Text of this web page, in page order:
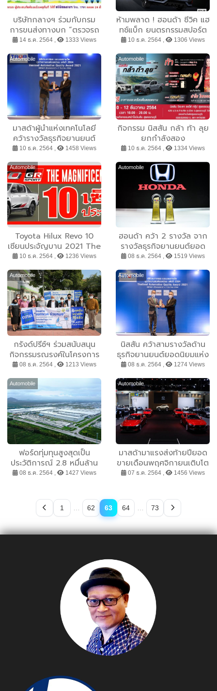
บริษัทกลางฯ ร่วมกับกรม
การขนส่งทางบก “ตรวจรถ
ฟรี ขับขี่ปลอดภัย” รถพร้อม
2565
14 ธ.ค. 2564 , 1333 Views
ห้ามพลาด ! ฮอนด้า ซีวิค แฮ
ทช์แบ็ก ยนตรกรรมสปอร์ต
พรีเมียม 5 ประตู จัดเต็มข้อ
ดอกเบี้ย 0% ฟรีประกันภัย 1
ปี หรือดาวน์ 0 บาท
10 ธ.ค. 2564 , 1306 Views
Automobile
มาสด้าผู้นำแห่งเทคโนโลยี
คว้ารางวัลธุรกิจยานยนต์
ยอดนิยม ด้านนวัตกรรมดี
10 ธ.ค. 2564 , 1458 Views
Automobile
กิจกรรม นิสสัน กล้า ท้า ลุย
ยกกำลังสอง
10 ธ.ค. 2564 , 1334 Views
Automobile
Toyota Hilux Revo 10
เซียนประจัญบาน 2021 The
Magnificent:Ten 2021
ศึกแห่งศักดิ์ศรี หนึ่งปีมีเพียง
ครั้งเดียว
10 ธ.ค. 2564 , 1236 Views
Automobile
ฮอนด้า คว้า 2 รางวัล จาก
รางวัลธุรกิจยานยนต์ยอด
นิยมแห่งปี 2564 ตอกย้ำ
ความเชื่อมั่นในแบรนด์
รถยนต์ยอดนิยมของลูกค้า
ชาวไทย
08 ธ.ค. 2564 , 1519 Views
Automobile
กรังด์ปรีซ์ฯ ร่วมสนับสนุน
กิจกรรมรณรงค์ในโครงการ
08 ธ.ค. 2564 , 1213 Views
Automobile
นิสสัน คว้าสามรางวัลด้าน
ธุรกิจยานยนต์ยอดนิยมแห่ง
ปี 2564
08 ธ.ค. 2564 , 1274 Views
Automobile
ฟอร์ดทุ่มทุนสูงสุดเป็น
ประวัติการณ์ 2.8 หมื่นล้าน
บาท อัพเกรดโรงงานไทย เต
ชันใหม่ ปีหน้า สร้างงานอีก
กว่า 1,250 ตำแหน่ง
08 ธ.ค. 2564 , 1427 Views
Automobile
มาสด้ามาแรงส่งท้ายปียอด
ขายเดือนพฤศจิกายนเติบโต
37%
07 ธ.ค. 2564 , 1456 Views
1 62 63 64 73